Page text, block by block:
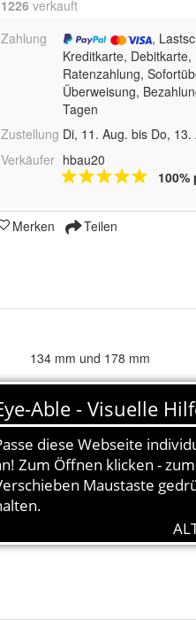
1226 verkauft
Zahlung
,
Kreditkarte, Debitkarte,
Ratenzahlung,
Überweisung,
Tagen
Zustellung Di, 11. Aug. bis Do, 13.
Verkäufer hbau20
Merken Teilen
134 mm und 178 mm